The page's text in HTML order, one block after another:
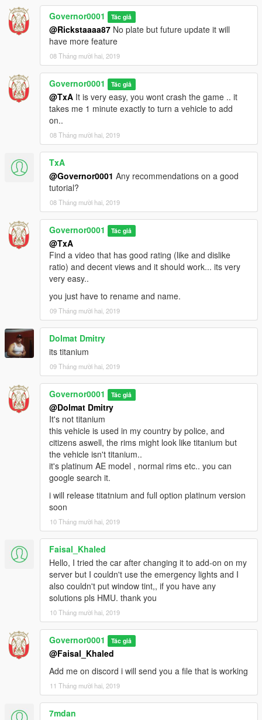
Governor0001 Tác giả
@Rickstaaaa87 No plate but future update it will
have more feature
08 Tháng mười hai, 2019
Governor0001 Tác giả
@TxA It is very easy, you wont crash the game .. it
takes me 1 minute exactly to turn a vehicle to add
on..
08 Tháng mười hai, 2019
TxA
@Governor0001 Any recommendations on a good
tutorial?
08 Tháng mười hai, 2019
Governor0001 Tác giả
@TxA
Find a video that has good rating (like and dislike
ratio) and decent views and it should work... its very
very easy..
you just have to rename and name.
09 Tháng mười hai, 2019
Dolmat Dmitry
its titanium
09 Tháng mười hai, 2019
Governor0001 Tác giả
@Dolmat Dmitry
It's not titanium
this vehicle is used in my country by police, and
citizens aswell, the rims might look like titanium but
the vehicle isn't titanium..
it's platinum AE model , normal rims etc.. you can
google search it.
i will release titatnium and full option platinum version
soon
10 Tháng mười hai, 2019
Faisal_Khaled
Hello, I tried the car after changing it to add-on on my
server but I couldn't use the emergency lights and I
also couldn't put window tint,, if you have any
solutions pls HMU. thank you
10 Tháng mười hai, 2019
Governor0001 Tác giả
@Faisal_Khaled
Add me on discord i will send you a file that is working
11 Tháng mười hai, 2019
7mdan